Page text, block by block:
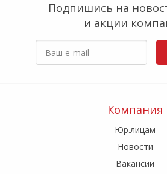
Подпишись на
и акции
Компания
Юр.лицам
Новости
Вакансии